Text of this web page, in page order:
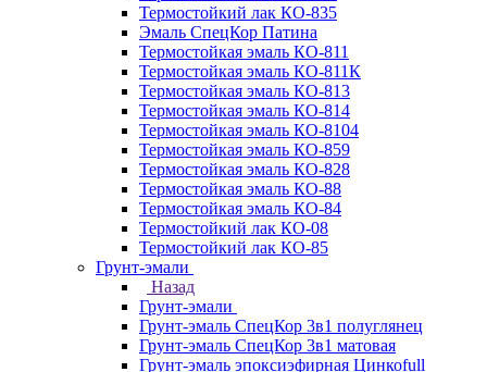
Термостойкий лак КО-835
Эмаль СпецКор Патина
Термостойкая эмаль КО-811
Термостойкая эмаль КО-811К
Термостойкая эмаль КО-813
Термостойкая эмаль КО-814
Термостойкая эмаль КО-8104
Термостойкая эмаль КО-859
Термостойкая эмаль КО-828
Термостойкая эмаль КО-88
Термостойкая эмаль КО-84
Термостойкий лак КО-08
Термостойкий лак КО-85
Грунт-эмали
Назад
Грунт-эмали
Грунт-эмаль СпецКор 3в1 полуглянец
Грунт-эмаль СпецКор 3в1 матовая
Грунт-эмаль эпоксиэфирная Цинкоfull